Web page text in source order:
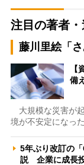
注目の著者
藤川里絵「
備
大規模な災害が
境が不安定になっ
5年ぶり改訂の
説 企業に成長